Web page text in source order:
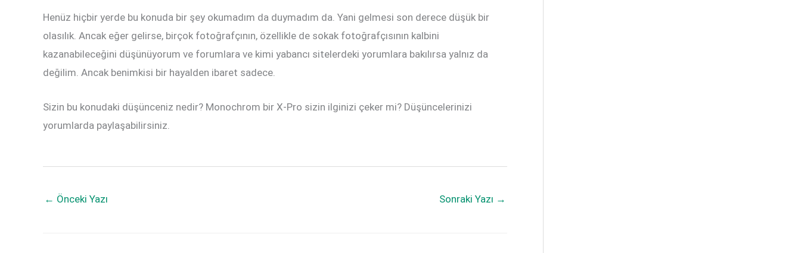
Henüz hiçbir yerde bu konuda bir şey okumadım da duymadım da. Yani gelmesi son derece düşük bir
olasılık. Ancak eğer gelirse, birçok fotoğrafçının, özellikle de sokak fotoğrafçısının kalbini
kazanabileceğini düşünüyorum ve forumlara ve kimi yabancı sitelerdeki yorumlara bakılırsa yalnız da
değilim. Ancak benimkisi bir hayalden ibaret sadece.
Sizin bu konudaki düşünceniz nedir? Monochrom bir X-Pro sizin ilginizi çeker mi? Düşüncelerinizi
yorumlarda paylaşabilirsiniz.
← Önceki Yazı Sonraki Yazı →